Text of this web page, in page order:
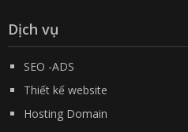
Dịch vụ
SEO -ADS
Thiết kế website
Hosting Domain